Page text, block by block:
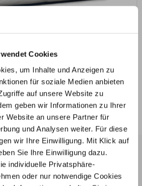
Cookies
um Inhalte und Anzeigen zu
für soziale Medien anbieten
auf unsere Website zu
geben wir Informationen zu Ihrer
Website an unsere Partner für
und Analysen weiter. Für diese
wir Ihre Einwilligung. Mit Klick auf
Sie Ihre Einwilligung dazu.
individuelle Privatsphäre-
oder nur notwendige Cookies
ZUM PRODUKT
Kontak
T